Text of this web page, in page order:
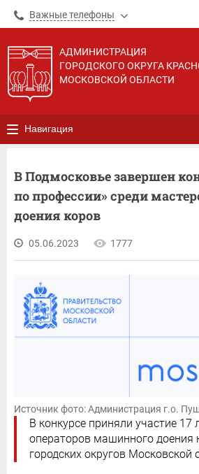
Важные телефоны
АДМИНИСТРАЦИЯ
ГОРОДСКОГО ОКРУГА
МОСКОВСКОЙ ОБЛАСТИ
Навигация
В Подмосковье завершен
по профессии» среди
доения коров
05.06.2023 1777
Источник фото: Администрация г.о.
В конкурсе приняли участие 17
операторов машинного доения
городских округов Московской